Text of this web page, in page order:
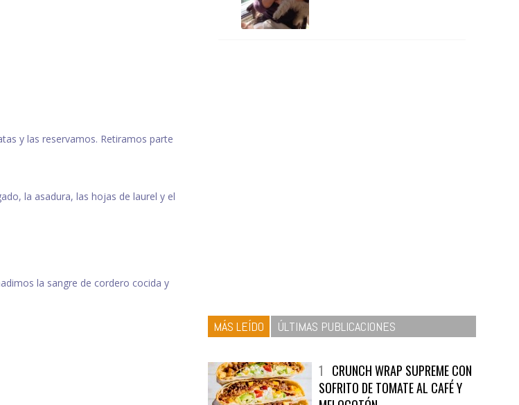
y las reservamos. Retiramos parte
la asadura, las hojas de laurel y el
la sangre de cordero cocida y
MÁS LEÍDO ÚLTIMAS PUBLICACIONES